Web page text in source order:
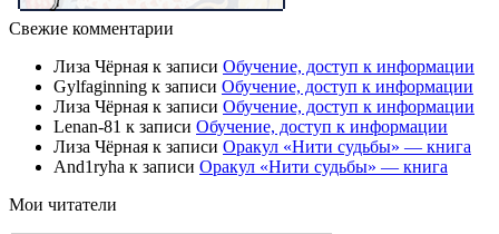
Свежие комментарии
Лиза Чёрная к записи Обучение, доступ к информации
Gylfaginning к записи Обучение, доступ к информации
Лиза Чёрная к записи Обучение, доступ к информации
Lenan-81 к записи Обучение, доступ к информации
Лиза Чёрная к записи Оракул «Нити судьбы» — книга
And1ryha к записи Оракул «Нити судьбы» — книга
Мои читатели